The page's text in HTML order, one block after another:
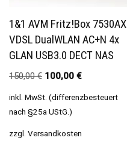
1&1 AVM Fritz!Box 7530AX
VDSL DualWLAN AC+N 4x
GLAN USB3.0 DECT NAS
150,00€ 100,00 €
inkl. MwSt. (differenzbesteuert
nach §25a UStG.)
zzgl. Versandkosten